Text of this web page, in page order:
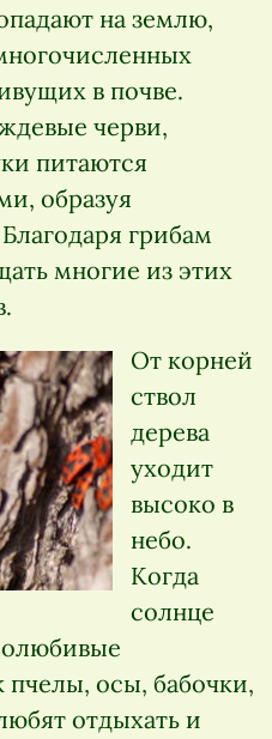
на землю,
в почве.
черви,
питаются
образуя
грибам
многие из этих
От корней
ствол
дерева
уходит
высоко в
небо.
Когда
солнце
пчелы, осы, бабочки,
отдыхать и